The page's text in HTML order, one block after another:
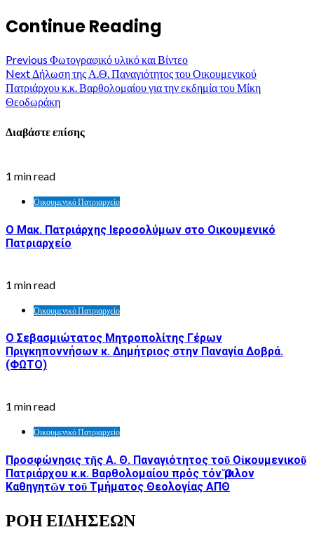
Continue Reading
Previous Φωτογραφικό υλικό και Βίντεο
Next Δήλωση της Α.Θ. Παναγιότητος του Οικουμενικού
Πατριάρχου κ.κ. Βαρθολομαίου για την εκδημία του Μίκη
Θεοδωράκη
Διαβάστε επίσης
1 min read
Οικουμενικό Πατριαρχείο
Ο Μακ. Πατριάρχης Ιεροσολύμων στο Οικουμενικό
Πατριαρχείο
1 min read
Οικουμενικό Πατριαρχείο
Ο Σεβασμιώτατος Μητροπολίτης Γέρων
Πριγκηποννήσων κ. Δημήτριος στην Παναγία Δοβρά.
(ΦΩΤΟ)
1 min read
Οικουμενικό Πατριαρχείο
Προσφώνησις τῆς Α. Θ. Παναγιότητος τοῦ Οἰκουμενικοῦ
Πατριάρχου κ.κ. Βαρθολομαίου πρός τόν Ὅμιλον
Καθηγητῶν τοῦ Τμήματος Θεολογίας ΑΠΘ
ΡΟΗ ΕΙΔΗΣΕΩΝ